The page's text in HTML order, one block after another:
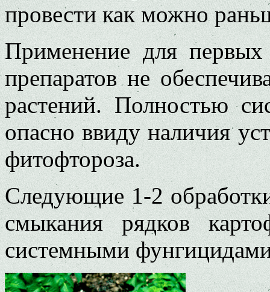
провести как можно
Применение для первых
пре­паратов не
растений. Полностью
опасно ввиду на­личия
фитофтороза.
Следующие 1-2
смыкания рядков
систем­ными